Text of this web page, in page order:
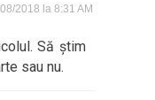
2018 la 8:31 AM
Să știm
sau nu.